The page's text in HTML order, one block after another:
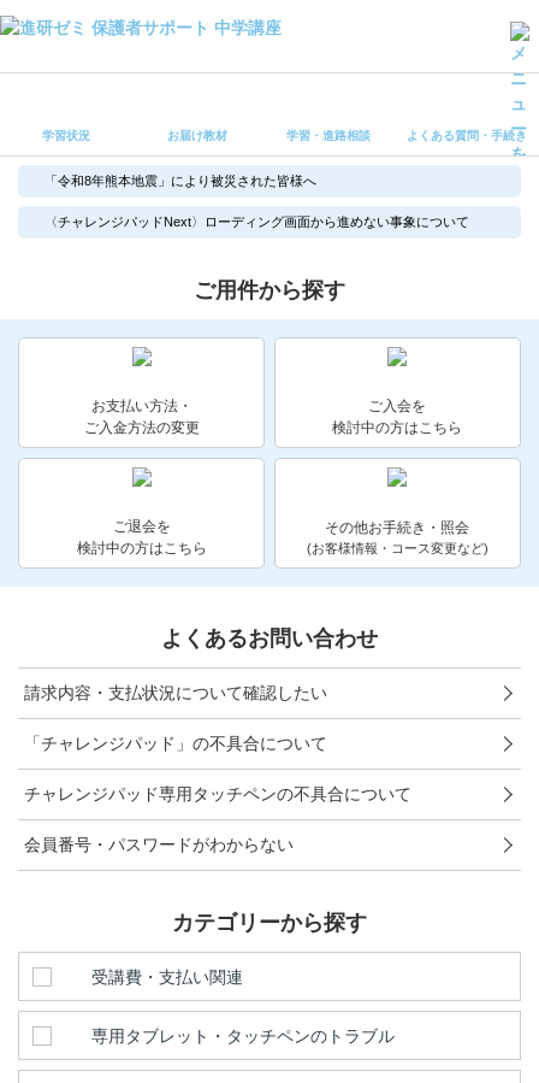
学習・進路相談
よくある質問・手続き
受講ルール
保護者サポート中学講座 トップ
登録情報の変更・各種お手続き
会員ページへログイン
お客様サポート(手続き・照会)
よくある質問・お問い合わせ
カテゴリーから探す
お問い合わせ窓口
他の講座のよくある質問・手続きはこちら
こどもちゃれんじ
進研ゼミ 中学講座 中高一貫
進研ゼミ 高校講座
進研ゼミ中学講座のご紹介はこちら
会員サイトはこちら
学習状況 お届け教材 学習・進路相談 よくある質問・手続き
「令和8年熊本地震」により被災された皆様へ
〈チャレンジパッドNext〉ローディング画面から進めない事象について
ご用件から探す
お支払い方法・
ご入金方法の変更
ご入会を
検討中の方はこちら
ご退会を
検討中の方はこちら
その他お手続き・照会
(お客様情報・コース変更など)
よくあるお問い合わせ
請求内容・支払状況について確認したい
「チャレンジパッド」の不具合について
チャレンジパッド専用タッチペンの不具合について
会員番号・パスワードがわからない
カテゴリーから探す
受講費・支払い関連
専用タブレット・タッチペンのトラブル